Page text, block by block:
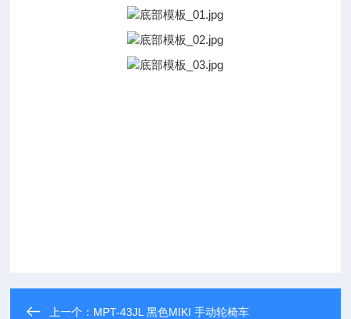
上一个： MPT-43JL 黑色MIKI 手动轮椅车